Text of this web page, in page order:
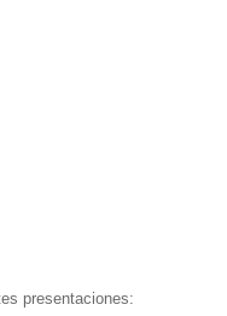
presentaciones: